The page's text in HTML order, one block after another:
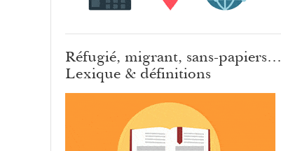
Réfugié, migrant, sans-papiers…
Lexique & définitions